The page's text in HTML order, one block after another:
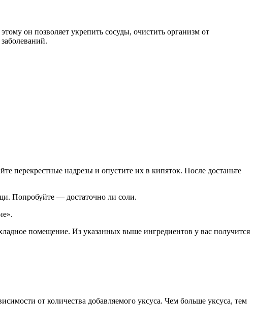
он позволяет укрепить сосуды, очистить организм от
перекрестные надрезы и опустите их в кипяток. После достаньте
Попробуйте — достаточно ли соли.
помещение. Из указанных выше ингредиентов у вас получится
от количества добавляемого уксуса. Чем больше уксуса, тем